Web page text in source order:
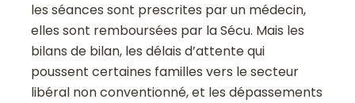
les séances sont prescrites par un médecin,
elles sont remboursées par la Sécu. Mais les
bilans de bilan, les délais d’attente qui
poussent certaines familles vers le secteur
libéral non conventionné, et les dépassements